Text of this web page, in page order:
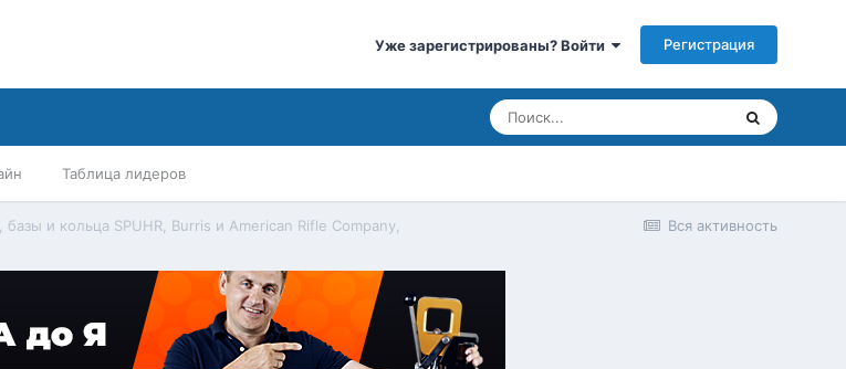
Уже зарегистрированы? Войти Регистрация
Таблица лидеров
Вся активность
и кольца SPUHR, Burris и American Rifle Company,